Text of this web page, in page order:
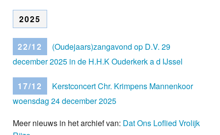
2025
22/12
(Oudejaars)zangavond op D.V. 29
december 2025 in de H.H.K Ouderkerk a d IJssel
17/12
Kerstconcert Chr. Krimpens Mannenkoor
woensdag 24 december 2025
Meer nieuws in het archief van: Dat Ons Loflied Vrolijk